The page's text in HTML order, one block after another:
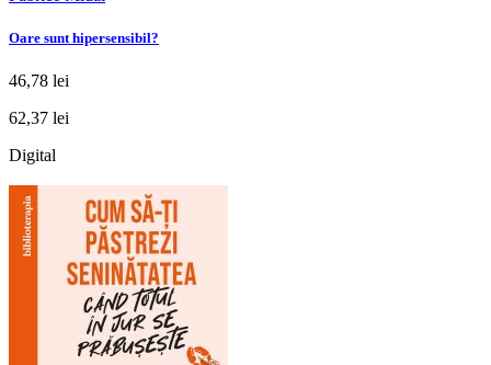
Oare sunt hipersensibil?
46,78 lei
62,37 lei
Digital